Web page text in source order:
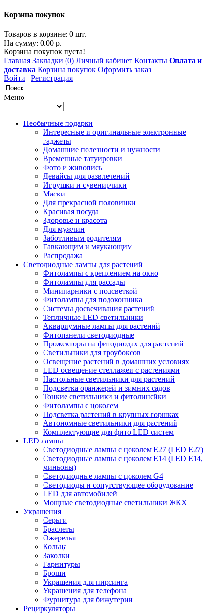
Корзина покупок
Товаров в корзине: 0 шт.
На сумму: 0.00 р.
Корзина покупок пуста!
Главная Закладки (0) Личный кабинет Контакты Оплата и
доставка Корзина покупок Оформить заказ
Войти | Регистрация
Меню
Необычные подарки
Интересные и оригинальные электронные
гаджеты
Домашние полезности и нужности
Временные татуировки
Фото и живопись
Девайсы для развлечений
Игрушки и сувенирчики
Маски
Для прекрасной половинки
Красивая посуда
Здоровье и красота
Для мужчин
Заботливым родителям
Гавкающим и мяукающим
Распродажа
Светодиодные лампы для растений
Фитолампы с креплением на окно
Фитолампы для рассады
Минипарники с подсветкой
Фитолампы для подоконника
Системы досвечивания растений
Тепличные LED светильники
Аквариумные лампы для растений
Фитопанели светодиодные
Прожекторы на фитодиодах для растений
Светильники для гроубоксов
Освещение растений в домашних условиях
LED освещение стеллажей с растениями
Настольные светильники для растений
Подсветка оранжерей и зимних садов
Тонкие светильники и фитолинейки
Фитолампы с цоколем
Подсветка растений в крупных горшках
Автономные светильники для растений
Комплектующие для фито LED систем
LED лампы
Светодиодные лампы с цоколем Е27 (LED E27)
Светодиодные лампы с цоколем Е14 (LED E14,
миньоны)
Светодиодные лампы с цоколем G4
Светодиоды и сопутствующее оборудование
LED для автомобилей
Мощные светодиодные светильники ЖКХ
Украшения
Серьги
Браслеты
Ожерелья
Кольца
Заколки
Гарнитуры
Броши
Украшения для пирсинга
Украшения для телефона
Фурнитура для бижутерии
Рециркуляторы